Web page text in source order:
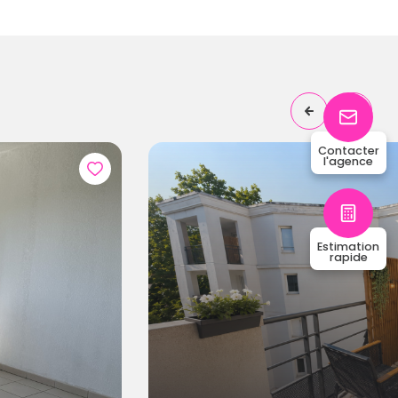
2
chambre(s)
63
m²
Contacter
l'agence
Estimation
rapide